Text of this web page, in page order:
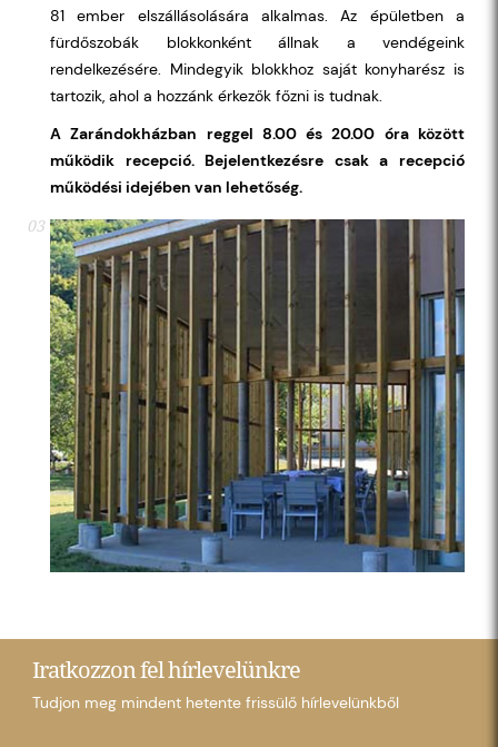
81 ember elszállásolására alkalmas. Az épületben a
fürdőszobák blokkonként állnak a vendégeink
rendelkezésére. Mindegyik blokkhoz saját konyharész is
tartozik, ahol a hozzánk érkezők főzni is tudnak.
A Zarándokházban reggel 8.00 és 20.00 óra között
működik recepció. Bejelentkezésre csak a recepció
működési idejében van lehetőség.
03
Iratkozzon fel hírlevelünkre
Tudjon meg mindent hetente frissülő hírlevelünkből